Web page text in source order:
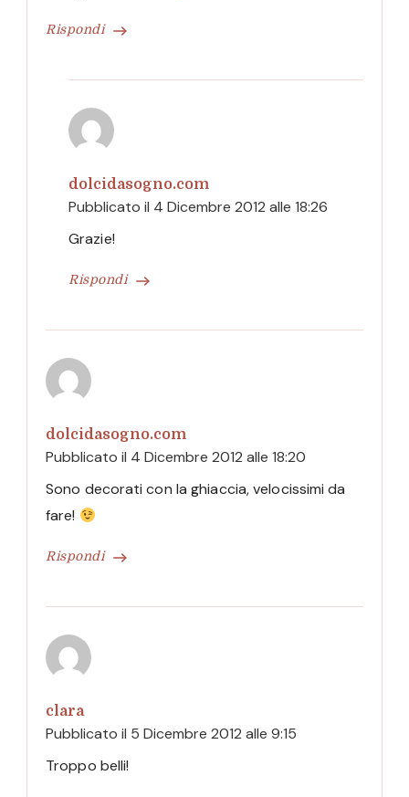
Rispondi
dolcidasogno.com
Pubblicato il 4 Dicembre 2012 alle 18:26
Rispondi
Grazie!
dolcidasogno.com
Pubblicato il 4 Dicembre 2012 alle 18:20
Rispondi
Sono decorati con la ghiaccia, velocissimi da
fare!
clara
Pubblicato il 5 Dicembre 2012 alle 9:15
Troppo belli!